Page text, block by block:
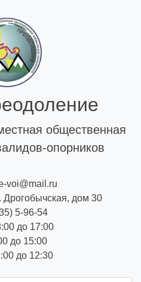
общественная
опорников
voi@mail.ru
Дрогобычская, дом 30
5-96-54
до 17:00
до 15:00
до 12:30